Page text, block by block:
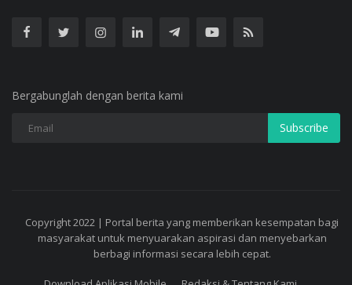
Bergabunglah dengan berita kami
Subscribe
Copyright 2022 | Portal berita yang memberikan kesempatan bagi
masyarakat untuk menyuarakan aspirasi dan menyebarkan
berbagi informasi secara lebih cepat.